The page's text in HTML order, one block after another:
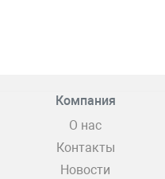
Компания
О нас
Контакты
Новости